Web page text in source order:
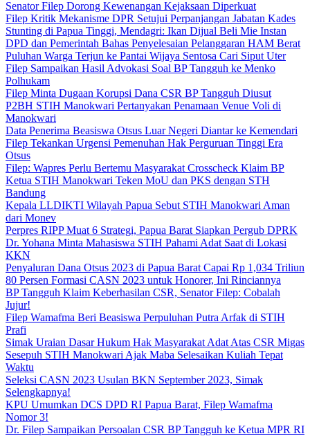
Senator Filep Dorong Kewenangan Kejaksaan Diperkuat
Filep Kritik Mekanisme DPR Setujui Perpanjangan Jabatan Kades
Stunting di Papua Tinggi, Mendagri: Ikan Dijual Beli Mie Instan
DPD dan Pemerintah Bahas Penyelesaian Pelanggaran HAM Berat
Puluhan Warga Terjun ke Pantai Wijaya Sentosa Cari Siput Uter
Filep Sampaikan Hasil Advokasi Soal BP Tangguh ke Menko
Polhukam
Filep Minta Dugaan Korupsi Dana CSR BP Tangguh Diusut
P2BH STIH Manokwari Pertanyakan Penamaan Venue Voli di
Manokwari
Data Penerima Beasiswa Otsus Luar Negeri Diantar ke Kemendari
Filep Tekankan Urgensi Pemenuhan Hak Perguruan Tinggi Era
Otsus
Filep: Wapres Perlu Bertemu Masyarakat Crosscheck Klaim BP
Ketua STIH Manokwari Teken MoU dan PKS dengan STH
Bandung
Kepala LLDIKTI Wilayah Papua Sebut STIH Manokwari Aman
dari Monev
Perpres RIPP Muat 6 Strategi, Papua Barat Siapkan Pergub DPRK
Dr. Yohana Minta Mahasiswa STIH Pahami Adat Saat di Lokasi
KKN
Penyaluran Dana Otsus 2023 di Papua Barat Capai Rp 1,034 Triliun
80 Persen Formasi CASN 2023 untuk Honorer, Ini Rinciannya
BP Tangguh Klaim Keberhasilan CSR, Senator Filep: Cobalah
Jujur!
Filep Wamafma Beri Beasiswa Perpuluhan Putra Arfak di STIH
Prafi
Simak Uraian Dasar Hukum Hak Masyarakat Adat Atas CSR Migas
Sesepuh STIH Manokwari Ajak Maba Selesaikan Kuliah Tepat
Waktu
Seleksi CASN 2023 Usulan BKN September 2023, Simak
Selengkapnya!
KPU Umumkan DCS DPD RI Papua Barat, Filep Wamafma
Nomor 3!
Dr. Filep Sampaikan Persoalan CSR BP Tangguh ke Ketua MPR RI